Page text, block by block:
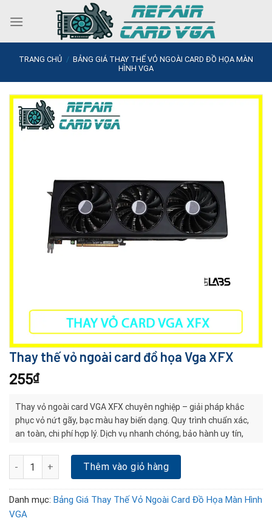
TRANG CHỦ / BẢNG GIÁ THAY THẾ VỎ NGOÀI CARD ĐỒ HỌA MÀN
HÌNH VGA
Thay thế vỏ ngoài card đồ họa Vga XFX
255₫
Thay vỏ ngoài card VGA XFX chuyên nghiệp – giải pháp khắc
phục vỏ nứt gãy, bạc màu hay biến dạng. Quy trình chuẩn xác,
an toàn, chi phí hợp lý. Dịch vụ nhanh chóng, bảo hành uy tín,
Thay thế vỏ ngoài card đồ họa Vga XFX số lượng
Thêm vào giỏ hàng
Danh mục: Bảng Giá Thay Thế Vỏ Ngoài Card Đồ Họa Màn Hình
VGA